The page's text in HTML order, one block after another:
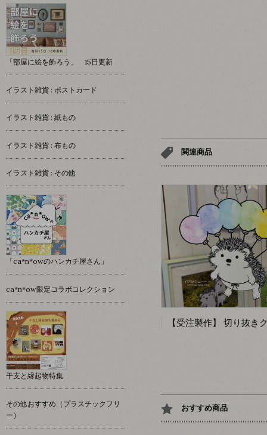
関連商品
おすすめ商品
「部屋に絵を飾ろう」 15日更新
イラスト雑貨 : ポストカード
イラスト雑貨 : 紙もの
イラスト雑貨 : 布もの
イラスト雑貨 : その他
「ca*n*owのハンカチ屋さん」
ca*n*ow限定コラボコレクション
干支と縁起物特集
その他おすすめ（プラスチックフリ
ー）